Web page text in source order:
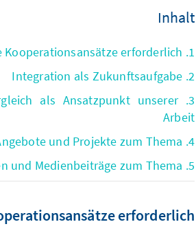
Inhalt
1. Neue Kooperationsansätze erforderlich
2. Integration als Zukunftsaufgabe
als Ansatzpunkt unserer
Arbeit
4. Unsere Angebote und Projekte zum Thema
5. Publikationen, Veranstaltungen und Medienbeiträge zum Thema
erforderlich